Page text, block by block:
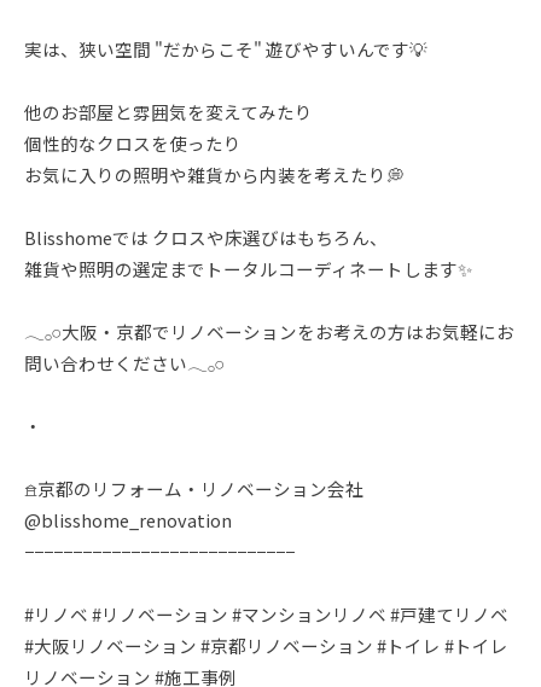
実は、狭い空間 "だからこそ" 遊びやすいんです💡
他のお部屋と雰囲気を変えてみたり
個性的なクロスを使ったり
お気に入りの照明や雑貨から内装を考えたり💭
Blisshomeでは クロスや床選びはもちろん、
雑貨や照明の選定までトータルコーディネートします✨
𓂃𓂂𓏸大阪・京都でリノベーションをお考えの方はお気軽にお
問い合わせください𓂃𓂂𓏸
・
𖠿京都のリフォーム・リノベーション会社
@blisshome_renovation
−−−−−−−−−−−−−−−−−−−−−−−−−−−−
#リノベ #リノベーション #マンションリノベ #戸建てリノベ
#大阪リノベーション #京都リノベーション #トイレ #トイレ
リノベーション #施工事例